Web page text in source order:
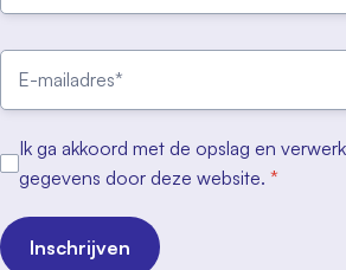
Ik ga akkoord met de opslag en
gegevens door deze website. *
Inschrijven